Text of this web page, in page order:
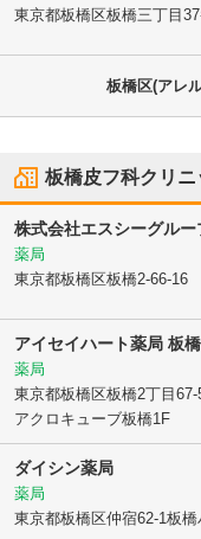
東京都板橋区板橋三丁目
板橋区(アレ
板橋皮フ科クリニ
株式会社エスシーグル
薬局
東京都板橋区板橋2-66-16
アイセイハート薬局 板
薬局
東京都板橋区板橋2丁目67-
アクロキューブ板橋1F
ダイシン薬局
薬局
東京都板橋区仲宿62-1板